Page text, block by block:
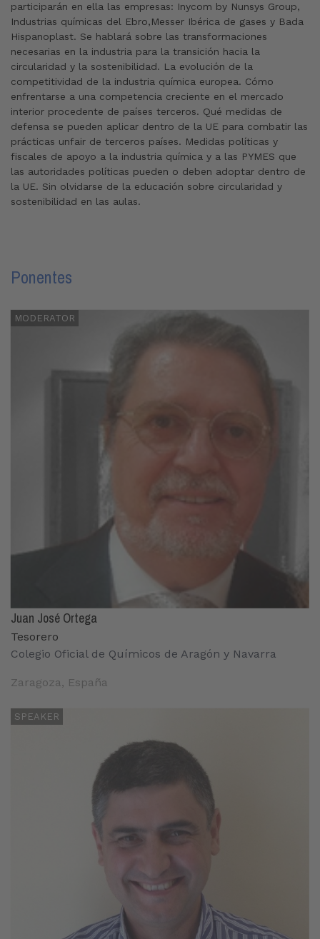
participarán en ella las empresas: Inycom by Nunsys Group,
Industrias químicas del Ebro,Messer Ibérica de gases y Bada
Hispanoplast. Se hablará sobre las transformaciones
necesarias en la industria para la transición hacia la
circularidad y la sostenibilidad. La evolución de la
competitividad de la industria química europea. Cómo
enfrentarse a una competencia creciente en el mercado
interior procedente de países terceros. Qué medidas de
defensa se pueden aplicar dentro de la UE para combatir las
prácticas unfair de terceros países. Medidas políticas y
fiscales de apoyo a la industria química y a las PYMES que
las autoridades políticas pueden o deben adoptar dentro de
la UE. Sin olvidarse de la educación sobre circularidad y
sostenibilidad en las aulas.
Ponentes
MODERATOR
Juan José Ortega
Tesorero
Colegio Oficial de Químicos de Aragón y Navarra
Zaragoza, España
SPEAKER